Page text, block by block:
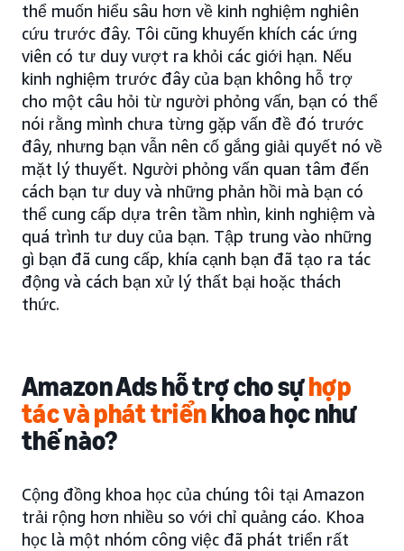
thể muốn hiểu sâu hơn về kinh nghiệm nghiên
cứu trước đây. Tôi cũng khuyến khích các ứng
viên có tư duy vượt ra khỏi các giới hạn. Nếu
kinh nghiệm trước đây của bạn không hỗ trợ
cho một câu hỏi từ người phỏng vấn, bạn có thể
nói rằng mình chưa từng gặp vấn đề đó trước
đây, nhưng bạn vẫn nên cố gắng giải quyết nó về
mặt lý thuyết. Người phỏng vấn quan tâm đến
cách bạn tư duy và những phản hồi mà bạn có
thể cung cấp dựa trên tầm nhìn, kinh nghiệm và
quá trình tư duy của bạn. Tập trung vào những
gì bạn đã cung cấp, khía cạnh bạn đã tạo ra tác
động và cách bạn xử lý thất bại hoặc thách
thức.
Amazon Ads hỗ trợ cho sựhợp
tác và phát triểnkhoa học như
thế nào?
Cộng đồng khoa học của chúng tôi tại Amazon
trải rộng hơn nhiều so với chỉ quảng cáo. Khoa
học là một nhóm công việc đã phát triển rất